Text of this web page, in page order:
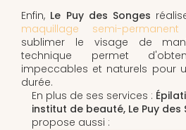
Enfin, Le Puy des Songes
maquillage semi-
sublimer le visage de
technique permet
impeccables et naturels pour
durée.
En plus de ses services :
institut de beauté, Le Puy des
propose aussi :